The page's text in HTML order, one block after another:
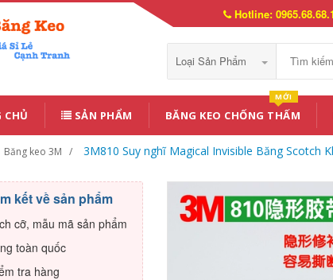
Hotline:
Loại Sản Phẩm
CHỦ SẢN PHẨM BĂNG KEO CHỐNG THẤM
MỚI
Băng keo 3M 3M810 Suy nghĩ Magical Invisible Băng Scotch
kết về sản phẩm
cỡ, mẫu mã sản phẩm
toàn quốc
tra hàng